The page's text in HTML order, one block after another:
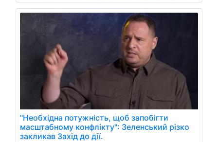
"Необхідна потужність, щоб запобігти
масштабному конфлікту": Зеленський різко
закликав Захід до дії.